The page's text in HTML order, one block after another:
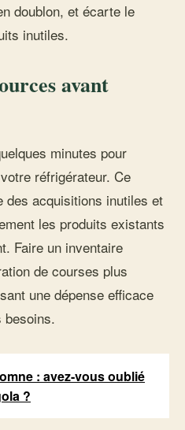
doublon, et écarte le
inutiles.
avant
minutes pour
réfrigérateur. Ce
des acquisitions inutiles et
les produits existants
Faire un inventaire
de courses plus
une dépense efficace
besoins.
: avez-vous oublié
?